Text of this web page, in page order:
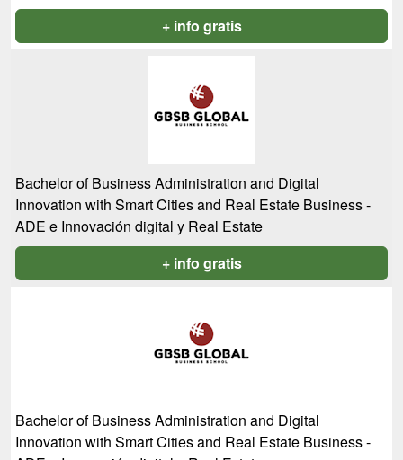
+ info gratis
Bachelor of Business Administration and Digital
Innovation with Smart Cities and Real Estate Business -
ADE e Innovación digital y Real Estate
+ info gratis
Bachelor of Business Administration and Digital
Innovation with Smart Cities and Real Estate Business -